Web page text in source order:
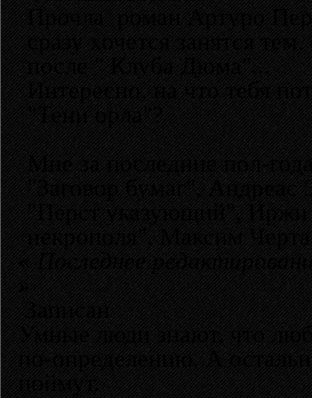
Прочла роман Артуро
сразу хочется занятся
после " Клуба Дюма"...
Интересно, на что тебя
"Тени орла"?
Мне за последние пол-
"Заговор бумаг",
"Перст указующий", Иржи
некрополя", Максим
«Последнее
»
Записан
Умные люди знают, что
по-определению. А
поймут.